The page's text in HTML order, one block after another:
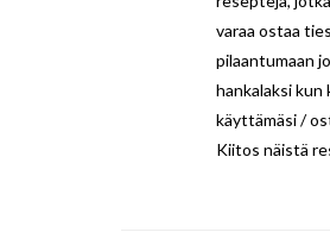
varaa ostaa
pilaantumaan
hankalaksi
käyttämäsi /
Kiitos näistä